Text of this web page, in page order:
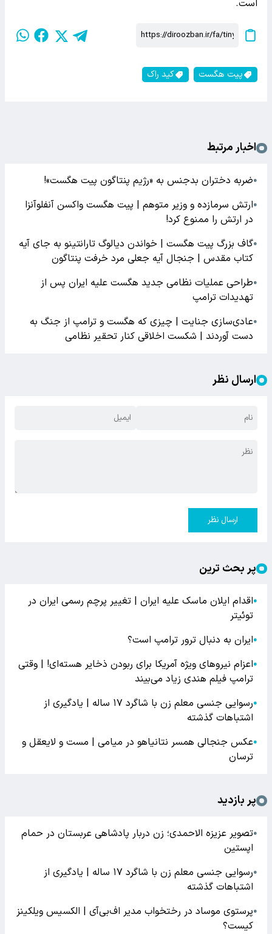
است.
پیت هگست کید راک
اخبار مرتبط
●ضربه دختران بدجنس به «رژیم پنتاگون پیت هگست»!
●ارتش سرمازده و وزیر متوهم | پیت هگست واکسن آنفلوآنزا
در ارتش را ممنوع کرد!
●گاف بزرگ پیت هگست | خواندن دیالوگ تارانتینو به جای آیه
کتاب مقدس | جنجال آیه جعلی مرد خرفت پنتاگون
●طراحی عملیات نظامی جدید هگست علیه ایران پس از
تهدیدات ترامپ
●عادی‌سازی جنایت | چیزی که هگست و ترامپ از جنگ به
دست آوردند | شکست اخلاقی کنار تحقیر نظامی
ارسال نظر
ارسال نظر
پر بحث ترین
●اقدام ایلان ماسک علیه ایران | تغییر پرچم رسمی ایران در
توئیتر
●ایران به دنبال ترور ترامپ است؟
●اعزام نیروهای ویژه آمریکا برای ربودن ذخایر هسته‌ای! | وقتی
ترامپ فیلم هندی زیاد می‌بیند
●
رسوایی جنسی معلم زن با شاگرد ۱۷ ساله | یادگیری از
اشتباهات گذشته
●عکس جنجالی همسر نتانیاهو در میامی | مست و لایعقل و
ترسان
پر بازدید
●تصویر عزیزه الاحمدی؛ زن دربار پادشاهی عربستان در حمام
اپستین
●
رسوایی جنسی معلم زن با شاگرد ۱۷ ساله | یادگیری از
اشتباهات گذشته
●پرستوی موساد در رختخواب مدیر اف‌بی‌آی | الکسیس ویلکینز
کیست؟